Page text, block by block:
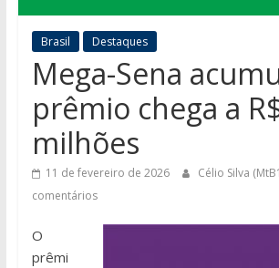
Brasil Destaques
Mega-Sena
prêmio chega a
milhões
11 de fevereiro de 2026 Célio Silva
comentários
O
prêmi